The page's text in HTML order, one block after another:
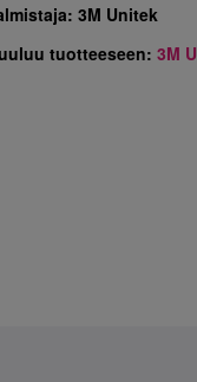
3M Unitek
tuotteeseen:3M